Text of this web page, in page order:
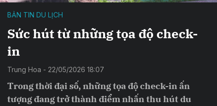
BẢN TIN DU LỊCH
Sức hút từ những tọa độ check-
in
Trung Hoa - 22/05/2026 18:07
Trong thời đại số, những tọa độ check-in ấn
tượng đang trở thành điểm nhấn thu hút du